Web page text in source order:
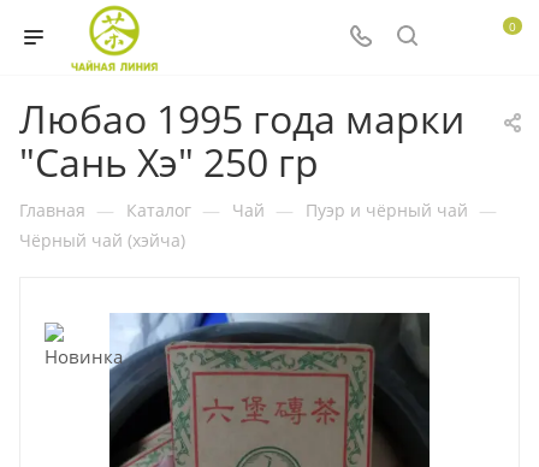
0
Любао 1995 года марки
"Сань Хэ" 250 гр
Главная — Каталог — Чай — Пуэр и чёрный чай —
Чёрный чай (хэйча)